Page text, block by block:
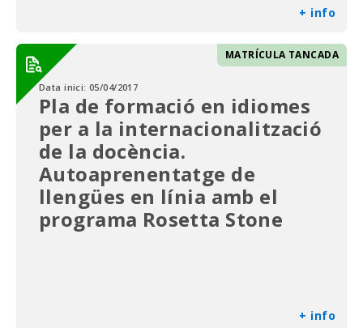
+ info
MATRÍCULA TANCADA
Data inici:05/04/2017
Pla de formació en idiomes
per a la internacionalització
de la docència.
Autoaprenentatge de
llengües en línia amb el
programa Rosetta Stone
+ info